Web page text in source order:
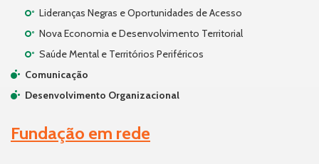
Lideranças Negras e Oportunidades de Acesso
Nova Economia e Desenvolvimento Territorial
Saúde Mental e Territórios Periféricos
Comunicação
Desenvolvimento Organizacional
Fundação em rede